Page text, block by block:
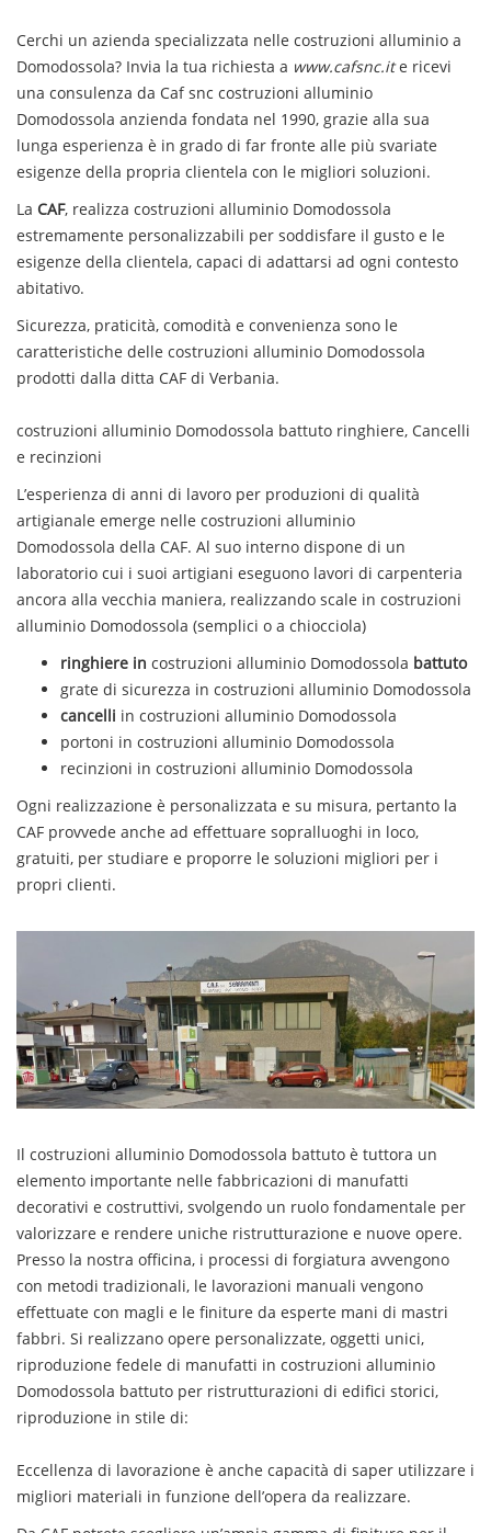
Cerchi un azienda specializzata nelle costruzioni alluminio a
Domodossola? Invia la tua richiesta a www.cafsnc.ite ricevi
una consulenza da Caf snc costruzioni alluminio
Domodossola anzienda fondata nel 1990, grazie alla sua
lunga esperienza è in grado di far fronte alle più svariate
esigenze della propria clientela con le migliori soluzioni.
La CAF, realizza costruzioni alluminio Domodossola
estremamente personalizzabili per soddisfare il gusto e le
esigenze della clientela, capaci di adattarsi ad ogni contesto
abitativo.
Sicurezza, praticità, comodità e convenienza sono le
caratteristiche delle costruzioni alluminio Domodossola
prodotti dalla ditta CAF di Verbania.
costruzioni alluminio Domodossola battuto ringhiere, Cancelli
e recinzioni
L’esperienza di anni di lavoro per produzioni di qualità
artigianale emerge nelle costruzioni alluminio
Domodossola della CAF. Al suo interno dispone di un
laboratorio cui i suoi artigiani eseguono lavori di carpenteria
ancora alla vecchia maniera, realizzando scale in costruzioni
alluminio Domodossola (semplici o a chiocciola)
ringhiere in costruzioni alluminio Domodossola battuto
grate di sicurezza in costruzioni alluminio Domodossola
cancelli in costruzioni alluminio Domodossola
portoni in costruzioni alluminio Domodossola
recinzioni in costruzioni alluminio Domodossola
Ogni realizzazione è personalizzata e su misura, pertanto la
CAF provvede anche ad effettuare sopralluoghi in loco,
gratuiti, per studiare e proporre le soluzioni migliori per i
propri clienti.
Il costruzioni alluminio Domodossola battuto è tuttora un
elemento importante nelle fabbricazioni di manufatti
decorativi e costruttivi, svolgendo un ruolo fondamentale per
valorizzare e rendere uniche ristrutturazione e nuove opere.
Presso la nostra officina, i processi di forgiatura avvengono
con metodi tradizionali, le lavorazioni manuali vengono
effettuate con magli e le finiture da esperte mani di mastri
fabbri. Si realizzano opere personalizzate, oggetti unici,
riproduzione fedele di manufatti in costruzioni alluminio
Domodossola battuto per ristrutturazioni di edifici storici,
riproduzione in stile di:
Eccellenza di lavorazione è anche capacità di saper utilizzare i
migliori materiali in funzione dell’opera da realizzare.